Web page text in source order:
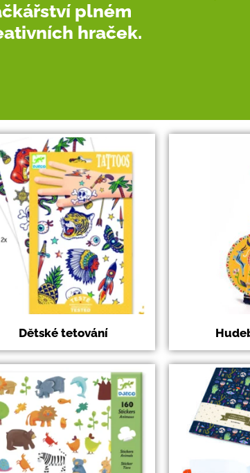
plném
hraček.
Dětské tetování